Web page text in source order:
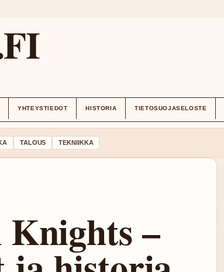
YHTEYSTIEDOT HISTORIA TIETOSUOJASELOSTE
TALOUS TEKNIIKKA
Knights –